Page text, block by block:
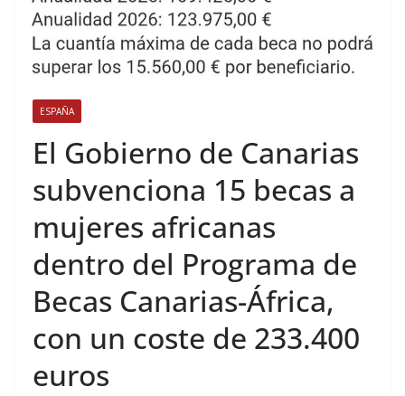
ESPAÑA
El Gobierno de Canarias
subvenciona 15 becas a
mujeres africanas
dentro del Programa de
Becas Canarias-África,
con un coste de 233.400
euros